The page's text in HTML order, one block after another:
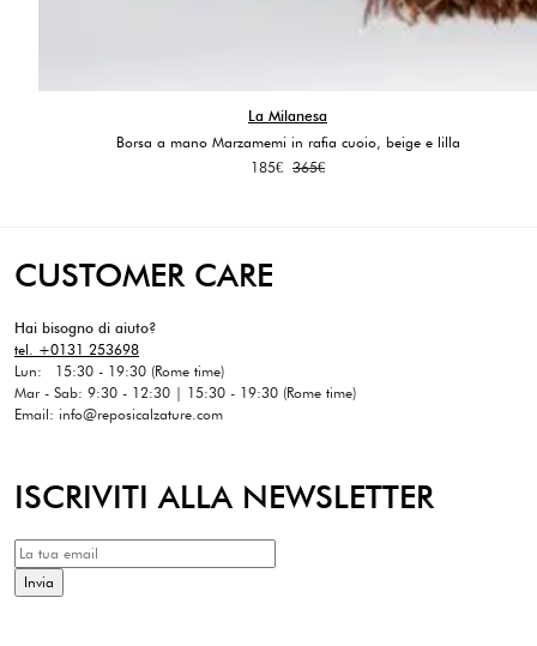
La Milanesa
Borsa a mano Marzamemi in rafia cuoio, beige e lilla
365€
Il185€
Il
CUSTOMER CARE
Hai bisogno di aiuto?
tel. +0131 253698
Lun: 15:30 - 19:30 (Rome time)
Mar - Sab: 9:30 - 12:30 | 15:30 - 19:30 (Rome time)
Email: info@reposicalzature.com
ISCRIVITI ALLA NEWSLETTER